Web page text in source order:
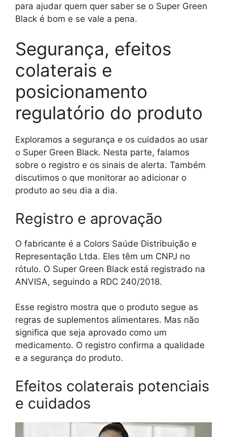
para ajudar quem quer saber se o Super Green
Black é bom e se vale a pena.
Segurança, efeitos
colaterais e
posicionamento
regulatório do produto
Exploramos a segurança e os cuidados ao usar
o Super Green Black. Nesta parte, falamos
sobre o registro e os sinais de alerta. Também
discutimos o que monitorar ao adicionar o
produto ao seu dia a dia.
Registro e aprovação
O fabricante é a Colors Saúde Distribuição e
Representação Ltda. Eles têm um CNPJ no
rótulo. O Super Green Black está registrado na
ANVISA, seguindo a RDC 240/2018.
Esse registro mostra que o produto segue as
regras de suplementos alimentares. Mas não
significa que seja aprovado como um
medicamento. O registro confirma a qualidade
e a segurança do produto.
Efeitos colaterais potenciais
e cuidados